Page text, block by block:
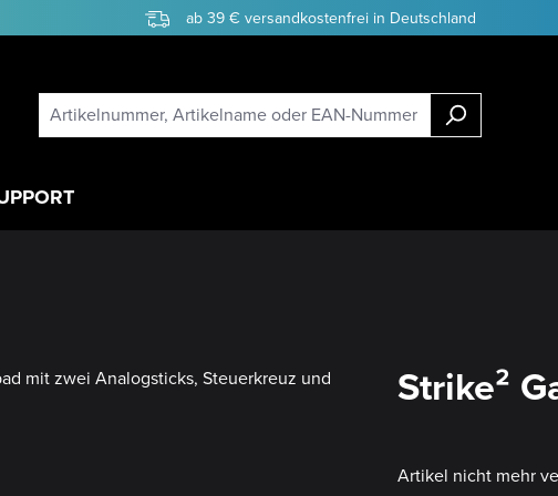
ab 39 € versandkostenfrei in Deutschland
Strike²
Artikel nicht mehr